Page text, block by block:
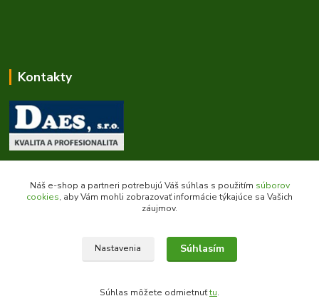
Kontakty
Zákaznícka podpora daes.sk
+421 903 707 668
(Po-Pia, 8-16 hod.)
Náš e-shop a partneri potrebujú Váš súhlas s použitím súborov
cookies, aby Vám mohli zobrazovať informácie týkajúce sa Vašich
záujmov.
Nastavenia Súhlasím
Súhlas môžete odmietnuťtu.